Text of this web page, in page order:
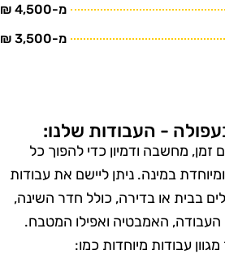
מ-4,500 ₪
מ-3,500 ₪
- העבודות שלנו:
זמן, מחשבה ודמיון כדי להפוך כל
במינה. ניתן ליישם את עבודות
בבית או בדירה, כולל חדר השינה,
האמבטיה ואפילו המטבח.
עבודות מיוחדות כמו: